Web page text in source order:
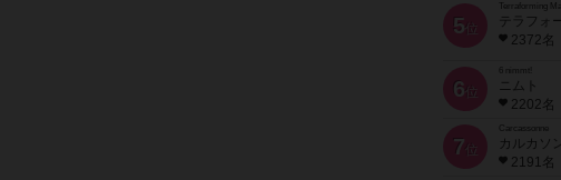
5 位
Terraforming
テラフォ
2372名
6 位
ニムト
2202名
7 位
Carcassonne
カルカソ
2191名